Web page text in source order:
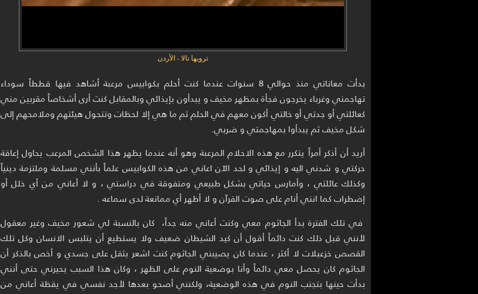
ترويها تالا - الأردن
بدأت معاناتي منذ حوالي 8 سنوات عندما كنت أحلم بكوابيس مرعبة أشاهد فيها قططاً سوداء
تهاجمني وغرباء يخرجون فجأة بمظهر مخيف و يبدأون بإيذائي وبالمقابل كنت أرى أشخاصاً مقربين مني
كعائلتي أو جدتي أو خالتي أكون معهم في الحلم ثم ما هي إلا لحظات وتتحول هيئتهم وملامحهم إلى
شكل مخيف ثم يبدأوا بمهاجمتي و ضربي.
أريد أن أذكر أمراً يتكرر مع هذه الاحلام المرعبة وهو أنه عندما يظهر هذا الشخص المرعب يحاول إعاقة
حركتي و شدني اليه و إيذائي و لحد الآن اعاني من هذه الكوابيس علماً بأنني مسلمة وملتزمة دينياً
وكذلك عائلتي ، وأمارس حياتي بشكل طبيعي ومتفوقة في دراستي ، و لا أعاني من أي خلل أو
إضطراب كما انني أنام على صوت القرآن و لا أظهر أي ممانعة لدى سماعه .
في تلك الفترة بدأ الجاثوم معي وكنت أعاني منه جداً، كان بالنسبة لي شعور مخيف وغير معقول
لأنني قبل ذلك كنت دائماً أقول أن كيد الشيطان ضعيف ولا يستطيع أن يتلبس الانسان وكل تلك
القصص خزعبلات لا أكثر ، عندما كان يصيبني الجاثوم كنت اشعر بثقل على جسدي و أخص بالذكر أن
الجاثوم كان يحصل معي دائماً وأنا بوضعية النوم على الظهر ، وكان هذا السبب يحيرني حتى أنني
بدأت حينها بتجنب النوم في هذه الوضعية، ولكنني أصحو بعدها لأجد نفسي في يقظة أعاني من